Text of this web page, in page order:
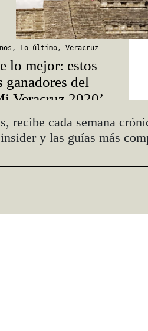
, Lo último , Veracruz
lo mejor: estos
ganadores del
Veracruz 2020’